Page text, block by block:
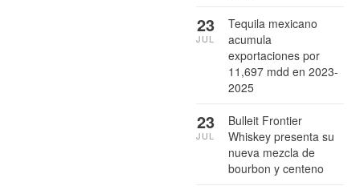
Tequila mexicano
acumula
exportaciones por
11,697 mdd en 2023-
2025
23
JUL
Bulleit Frontier
Whiskey presenta su
nueva mezcla de
bourbon y centeno
23
JUL